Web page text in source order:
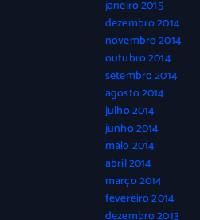
janeiro 2015
dezembro 2014
novembro 2014
outubro 2014
setembro 2014
agosto 2014
julho 2014
junho 2014
maio 2014
abril 2014
março 2014
fevereiro 2014
dezembro 2013